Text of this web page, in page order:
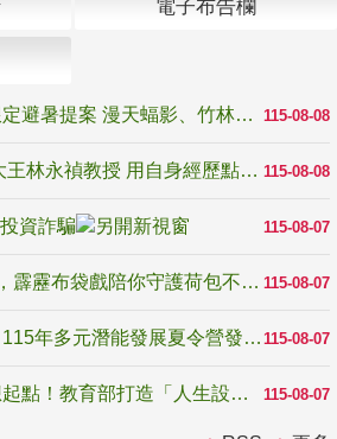
電子布告欄
115-08-08
青年壯遊點精選夏夜限定避暑提案 漫天蝠影、竹林尋蛙、茶香夜觀 邀青年暮色出發
115-08-08
教育家人物典範 發明大王林永禎教授 用自身經歷點亮學生的路
115-08-07
資詐騙
115-08-07
反詐騙宣導_防詐有道，霹靂布袋戲陪你守護荷包不受騙
115-08-07
跨越限制，探索潛能！115年多元潛能發展夏令營發掘生命無限可能
115-08-07
高齡不是終點而是夢想起點！教育部打造「人生設計夢工場」 參展第3屆高齡健康產業博覽會